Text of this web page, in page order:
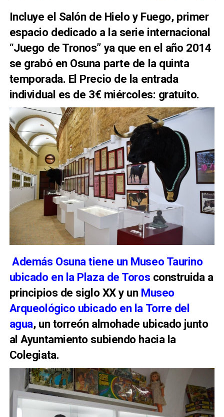
Incluye el Salón de Hielo y Fuego, primer
espacio dedicado a la serie internacional
“Juego de Tronos” ya que en el año 2014
se grabó en Osuna parte de la quinta
temporada. El Precio de la entrada
individual es de 3€ miércoles: gratuito.
Además Osuna tiene un Museo Taurino
ubicado en la Plaza de Torosconstruida a
principios de siglo XX y unMuseo
Arqueológico ubicado en la Torre del
agua, un torreón almohade ubicado junto
al Ayuntamiento subiendo hacia la
Colegiata.